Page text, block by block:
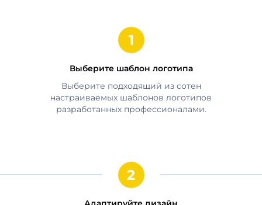
Выберите шаблон логотипа
Выберите подходящий из сотен
настраиваемых шаблонов логотипов
разработанных профессионалами.